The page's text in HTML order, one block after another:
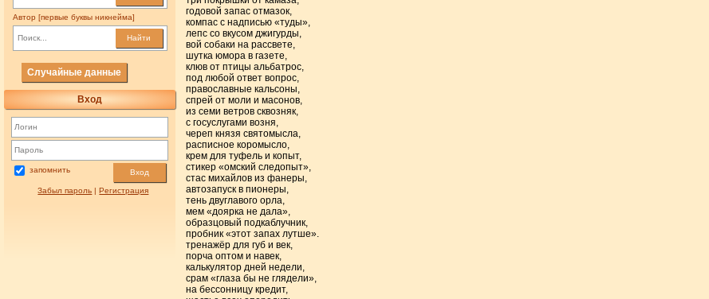
Автор [первые буквы никнейма]
Найти
Случайные данные
Вход
запомнить Вход
Забыл пароль |Регистрация
годовой запас отмазок,
компас с надписью «туды»,
лепс со вкусом джигурды,
вой собаки на рассвете,
шутка юмора в газете,
клюв от птицы альбатрос,
под любой ответ вопрос,
православные кальсоны,
спрей от моли и масонов,
из семи ветров сквозняк,
с госуслугами возня,
череп князя святомысла,
расписное коромысло,
крем для туфель и копыт,
стикер «омский следопыт»,
стас михайлов из фанеры,
автозапуск в пионеры,
тень двуглавого орла,
мем «доярка не дала»,
образцовый подкаблучник,
пробник «этот запах лутше».
тренажёр для губ и век,
порча оптом и навек,
калькулятор дней недели,
срам «глаза бы не глядели»,
на бессонницу кредит,